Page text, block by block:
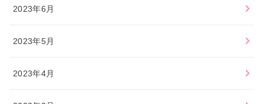
2023年6月
2023年5月
2023年4月